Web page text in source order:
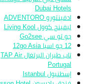
Dubai Hotels
ادفينتورو ADVENTORO
ليفينج كوول Living Kool
جو تو سي Go2see
12 جو اسيا 12go Asia
تاب طيران البرتغال TAP Air
Portugal
إسطنبول Istanbul